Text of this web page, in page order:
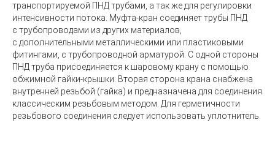
транспортируемой ПНД трубами, а так же для регулировки
интенсивности потока. Муфта-кран соединяет трубы ПНД
с трубопроводами из других материалов,
с дополнительными металлическими или пластиковыми
фитингами, с трубопроводной арматурой. С одной стороны
ПНД труба присоединяется к шаровому крану с помощью
обжимной гайки-крышки. Вторая сторона крана снабжена
внутренней резьбой (гайка) и предназначена для соединения
классическим резьбовым методом. Для герметичности
резьбового соединения следует использовать уплотнитель.